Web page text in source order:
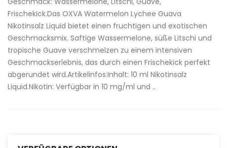
Frischekick.Das OXVA Watermelon Lychee Guava
Nikotinsalz Liquid bietet einen fruchtigen und exotischen
Geschmacksmix. Saftige Wassermelone, süße Litschi und
tropische Guave verschmelzen zu einem intensiven
Geschmackserlebnis, das durch einen Frischekick perfekt
abgerundet wird.Artikelinfos:Inhalt: 10 ml Nikotinsalz
Liquid.Nikotin: Verfügbar in 10 mg/ml und ..